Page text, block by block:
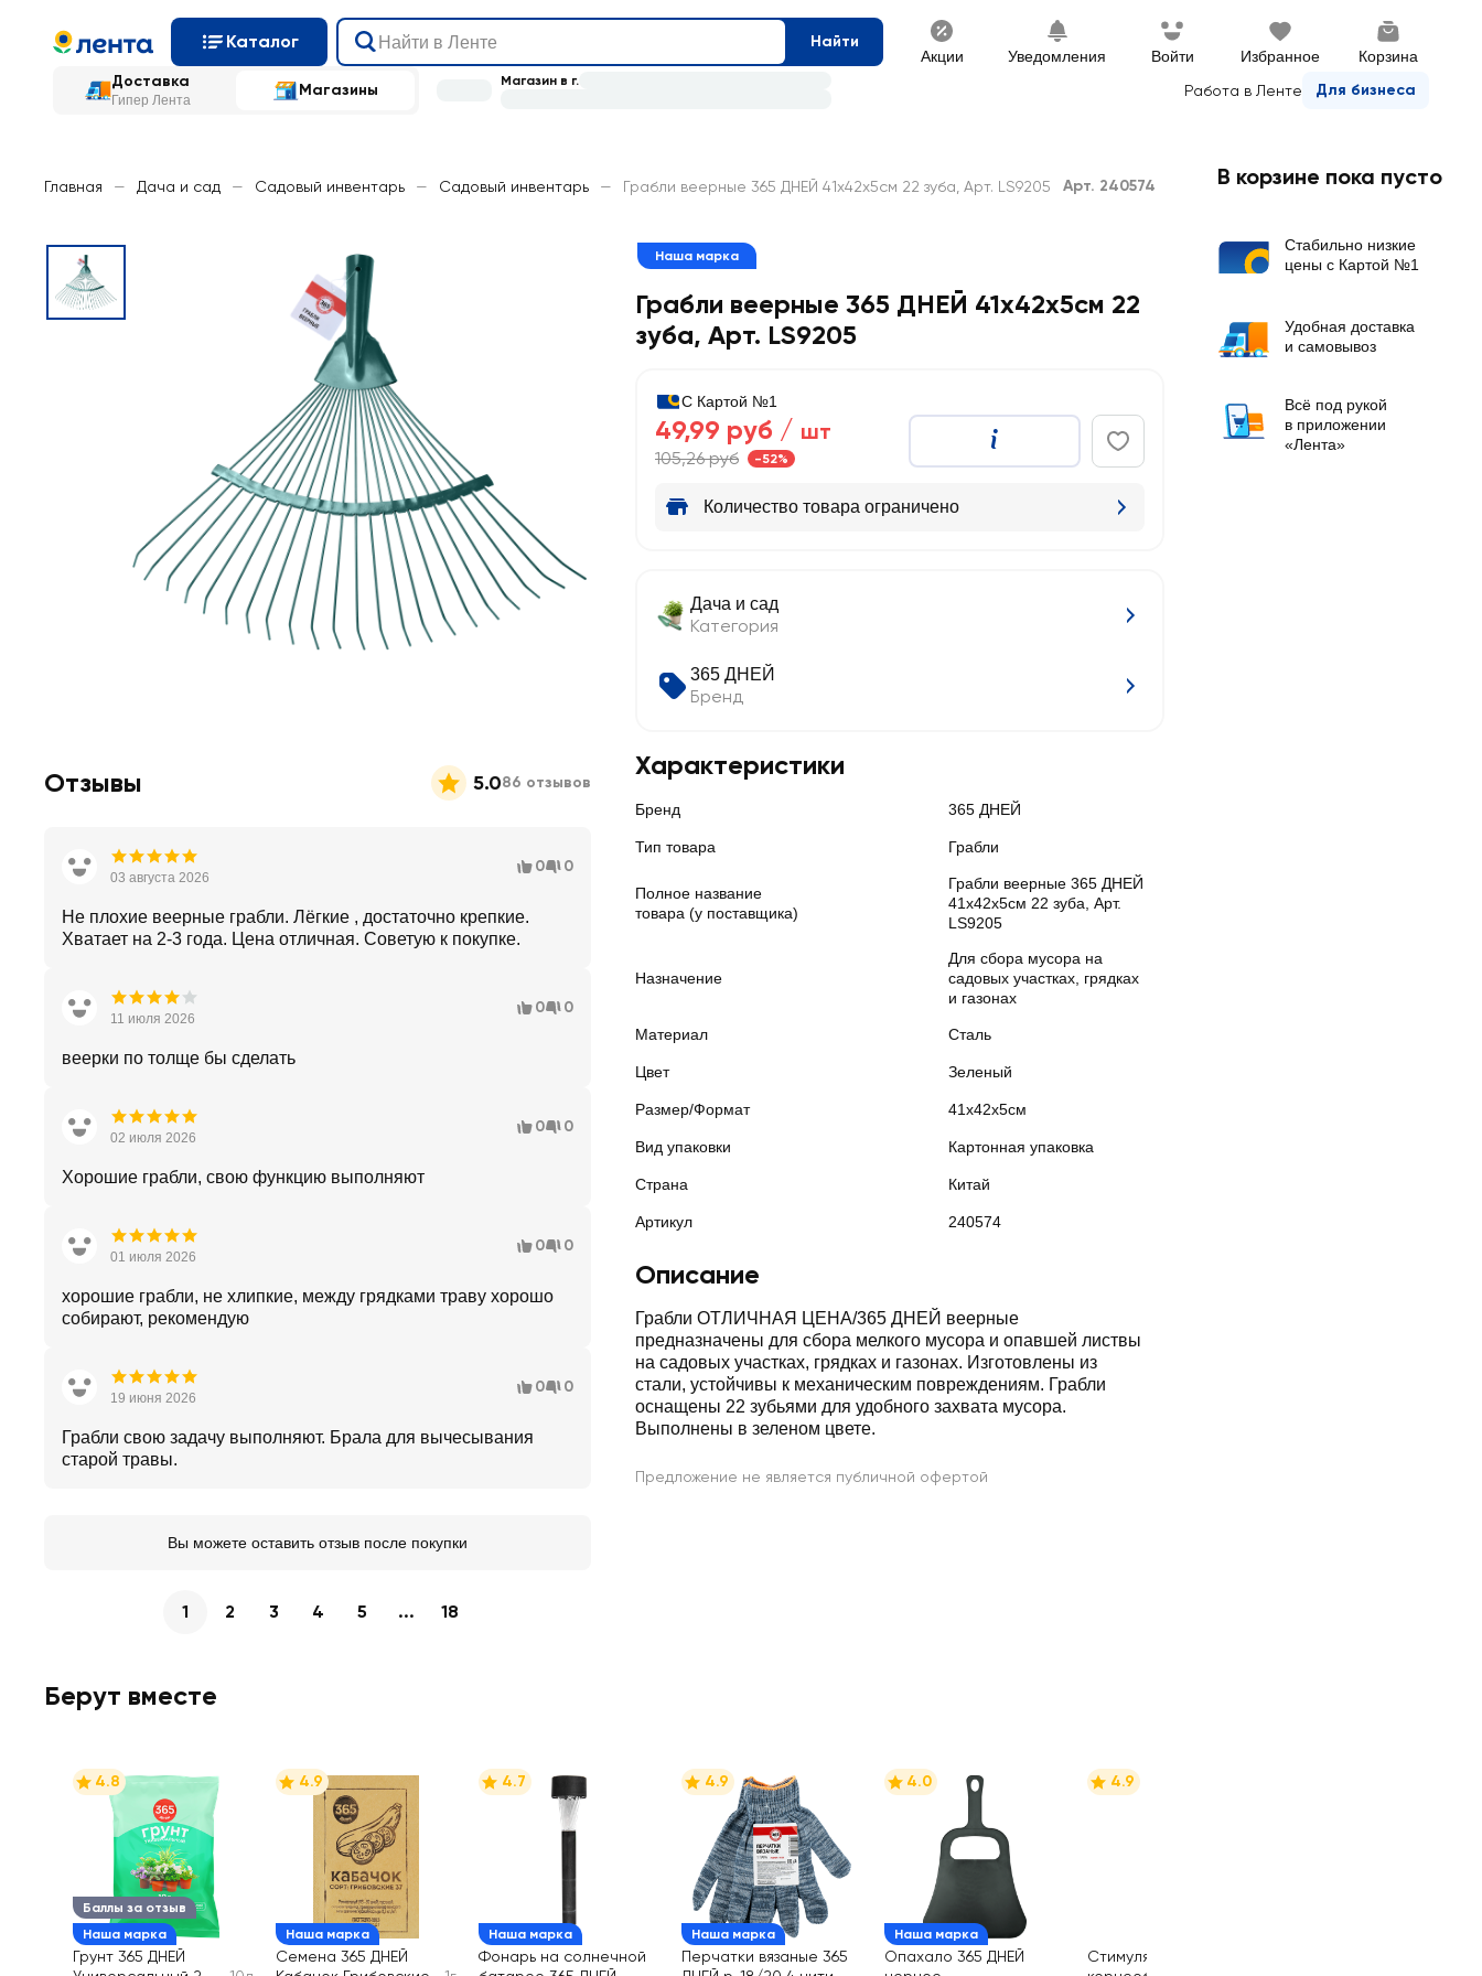
Каталог Найти
Акции Уведомления Войти Избранное Корзина
Доставка
Гипер Лента
Магазины Работа в Ленте Для бизнеса
Магазин в г.
Главная — Дача и сад — Садовый инвентарь — Садовый инвентарь — Грабли веерные 365 ДНЕЙ 41х42х5см 22 зуба, Арт. LS9205 Арт. 240574
Наша марка
Грабли веерные 365 ДНЕЙ 41х42х5см 22
зуба, Арт. LS9205
С Картой №1
49,99 руб / шт
105,26 руб -52%
Количество товара ограничено
Дача и сад
Категория
365 ДНЕЙ
Бренд
Характеристики
Бренд 365 ДНЕЙ
Тип товара Грабли
Полное название
товара (у поставщика)
Грабли веерные 365 ДНЕЙ
41х42х5см 22 зуба, Арт.
LS9205
Назначение
Для сбора мусора на
садовых участках, грядках
и газонах
Материал Сталь
Цвет Зеленый
Размер/Формат 41х42х5см
Вид упаковки Картонная упаковка
Страна Китай
Артикул 240574
Описание
Грабли ОТЛИЧНАЯ ЦЕНА/365 ДНЕЙ веерные
предназначены для сбора мелкого мусора и опавшей листвы
на садовых участках, грядках и газонах. Изготовлены из
стали, устойчивы к механическим повреждениям. Грабли
оснащены 22 зубьями для удобного захвата мусора.
Выполнены в зеленом цвете.
Предложение не является публичной офертой
Отзывы 5.086 отзывов
03 августа 2026
0 0
Не плохие веерные грабли. Лёгкие , достаточно крепкие.
Хватает на 2-3 года. Цена отличная. Советую к покупке.
11 июля 2026
0 0
веерки по толще бы сделать
02 июля 2026
0 0
Хорошие грабли, свою функцию выполняют
01 июля 2026
0 0
хорошие грабли, не хлипкие, между грядками траву хорошо
собирают, рекомендую
19 июня 2026
0 0
Грабли свою задачу выполняют. Брала для вычесывания
старой травы.
Вы можете оставить отзыв после покупки
1 2 3 4 5 ... 18
Берут вместе
Баллы за отзыв
Наша марка
4.8
Грунт 365 ДНЕЙ
Наша марка
4.9
Семена 365 ДНЕЙ
Наша марка
4.7
Фонарь на солнечной
Наша марка
4.9
Перчатки вязаные 365
Наша марка
4.0
Опахало 365 ДНЕЙ
4.9
Стимулятор
В корзине пока пусто
Стабильно низкие
цены с Картой №1
Удобная доставка
и самовывоз
Всё под рукой
в приложении
«Лента»